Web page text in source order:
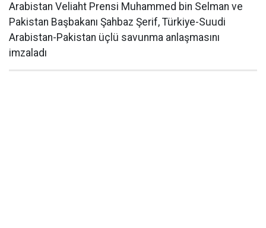
Arabistan Veliaht Prensi Muhammed bin Selman ve
Pakistan Başbakanı Şahbaz Şerif, Türkiye-Suudi
Arabistan-Pakistan üçlü savunma anlaşmasını
imzaladı